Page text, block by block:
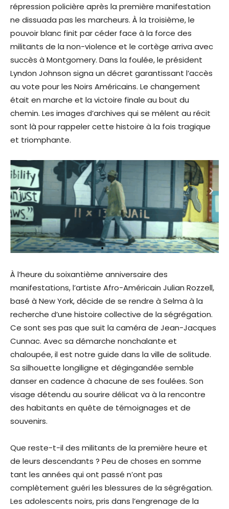
répression policière après la première manifestation
ne dissuada pas les marcheurs. À la troisième, le
pouvoir blanc finit par céder face à la force des
militants de la non-violence et le cortège arriva avec
succès à Montgomery. Dans la foulée, le président
Lyndon Johnson signa un décret garantissant l’accès
au vote pour les Noirs Américains. Le changement
était en marche et la victoire finale au bout du
chemin. Les images d’archives qui se mêlent au récit
sont là pour rappeler cette histoire à la fois tragique
et triomphante.
À l’heure du soixantième anniversaire des
manifestations, l’artiste Afro-Américain Julian Rozzell,
basé à New York, décide de se rendre à Selma à la
recherche d’une histoire collective de la ségrégation.
Ce sont ses pas que suit la caméra de Jean-Jacques
Cunnac. Avec sa démarche nonchalante et
chaloupée, il est notre guide dans la ville de solitude.
Sa silhouette longiligne et dégingandée semble
danser en cadence à chacune de ses foulées. Son
visage détendu au sourire délicat va à la rencontre
des habitants en quête de témoignages et de
souvenirs.
Que reste-t-il des militants de la première heure et
de leurs descendants ? Peu de choses en somme
tant les années qui ont passé n’ont pas
complètement guéri les blessures de la ségrégation.
Les adolescents noirs, pris dans l’engrenage de la